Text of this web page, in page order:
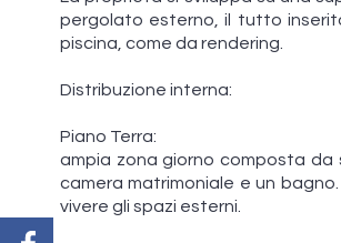
pergolato esterno, il tutto
piscina, come da rendering.
Distribuzione interna:
Piano Terra:
ampia zona giorno composta
camera matrimoniale e un
vivere gli spazi esterni.